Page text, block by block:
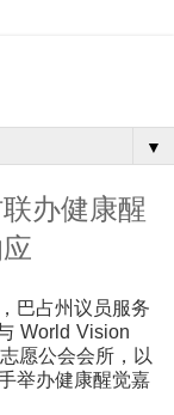
▼
办健康醒
巴占州议员服务
World Vision
愿公会会所，以
举办健康醒觉嘉